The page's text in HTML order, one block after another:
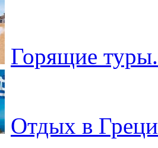
Горящие
Отдых в